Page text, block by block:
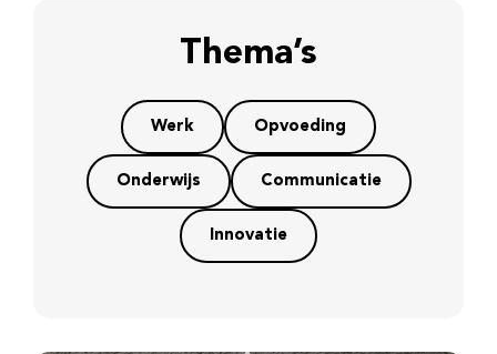
Thema’s
Werk Opvoeding
Onderwijs Communicatie
Innovatie